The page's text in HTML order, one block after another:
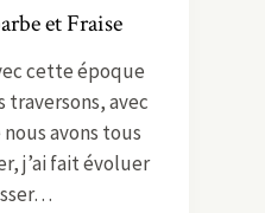
et Fraise
cette époque
traversons, avec
avons tous
j’ai fait évoluer